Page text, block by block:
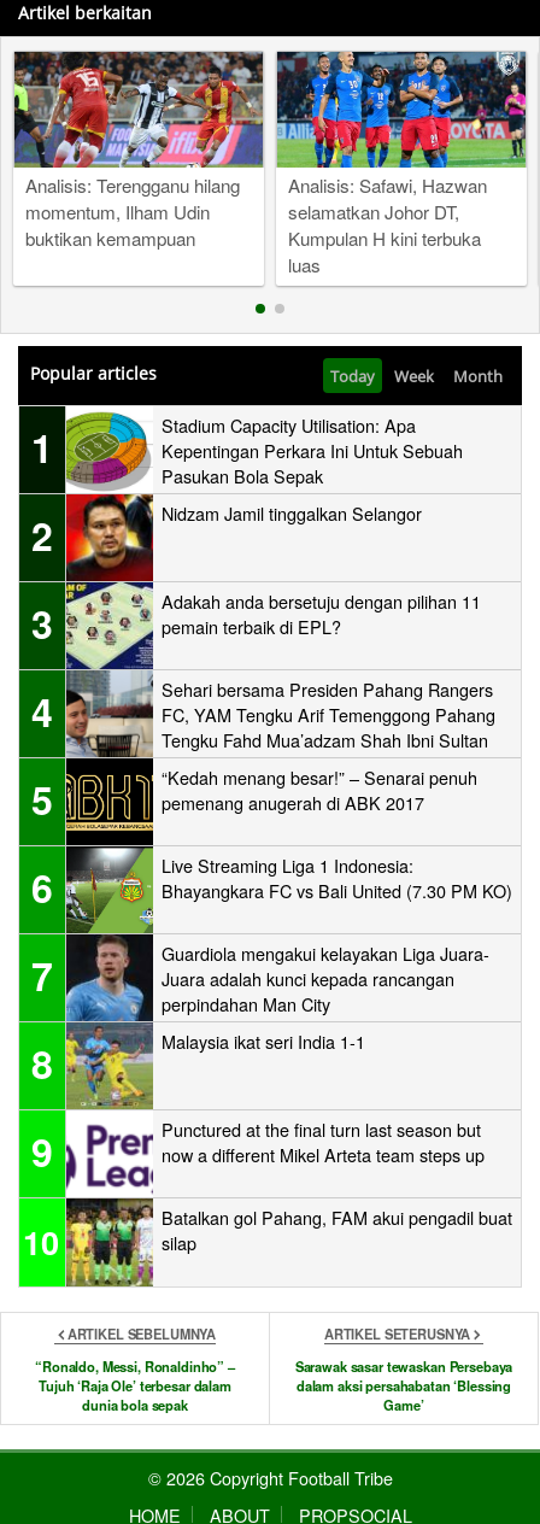
Artikel berkaitan
Analisis: Terengganu hilang
momentum, Ilham Udin
buktikan kemampuan
Analisis: Safawi, Hazwan
selamatkan Johor DT,
Kumpulan H kini terbuka
luas
Popular articles Today Week Month
1
Stadium Capacity Utilisation: Apa
Kepentingan Perkara Ini Untuk Sebuah
Pasukan Bola Sepak
2 Nidzam Jamil tinggalkan Selangor
3
Adakah anda bersetuju dengan pilihan 11
pemain terbaik di EPL?
4
Sehari bersama Presiden Pahang Rangers
FC, YAM Tengku Arif Temenggong Pahang
Tengku Fahd Mua’adzam Shah Ibni Sultan
Haji Ahmad Shah
5
“Kedah menang besar!” – Senarai penuh
pemenang anugerah di ABK 2017
6
Live Streaming Liga 1 Indonesia:
Bhayangkara FC vs Bali United (7.30 PM KO)
7
Guardiola mengakui kelayakan Liga Juara-
Juara adalah kunci kepada rancangan
perpindahan Man City
8 Malaysia ikat seri India 1-1
9
Punctured at the final turn last season but
now a different Mikel Arteta team steps up
10
Batalkan gol Pahang, FAM akui pengadil buat
silap
ARTIKEL SEBELUMNYA
“Ronaldo, Messi, Ronaldinho” –
Tujuh ‘Raja Ole’ terbesar dalam
dunia bola sepak
ARTIKEL SETERUSNYA
Sarawak sasar tewaskan Persebaya
dalam aksi persahabatan ‘Blessing
Game’
© 2026 Copyright Football Tribe
HOME
ABOUT PROPSOCIAL